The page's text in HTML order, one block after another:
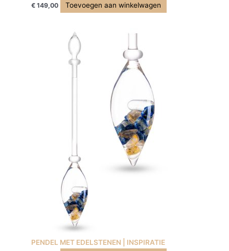
€ 149,00 Toevoegen aan winkelwagen
PENDEL MET EDELSTENEN | INSPIRATIE